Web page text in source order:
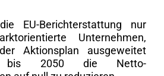
EU-Berichterstattung nur
Unternehmen,
Aktionsplan ausgeweitet
bis 2050 die Netto-